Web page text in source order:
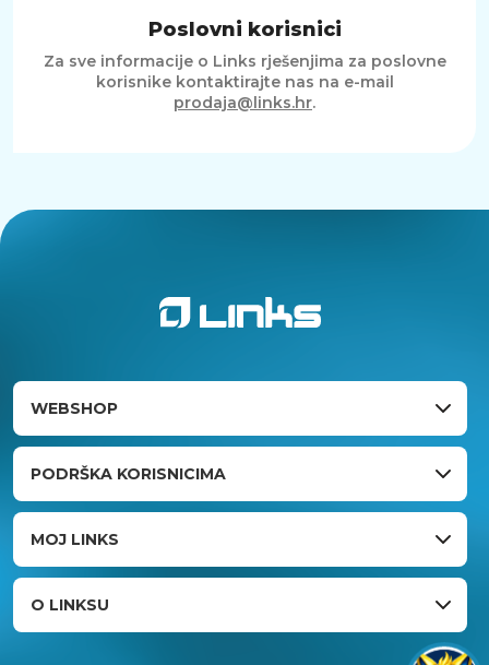
Poslovni korisnici
Za sve informacije o Links rješenjima za poslovne
korisnike kontaktirajte nas na e-mail
prodaja@links.hr.
WEBSHOP
PODRŠKA KORISNICIMA
MOJ LINKS
O LINKSU